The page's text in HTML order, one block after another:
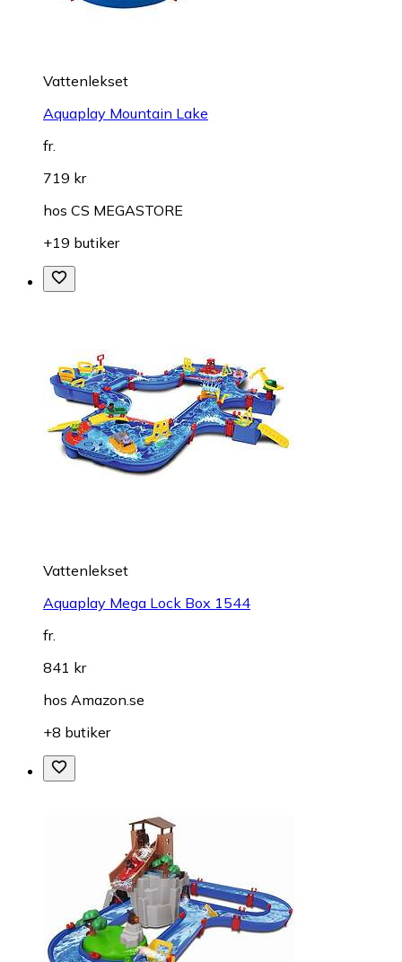
Vattenlekset
Aquaplay Mountain Lake
fr.
719 kr
hos CS MEGASTORE
+19 butiker
Vattenlekset
Aquaplay Mega Lock Box 1544
fr.
841 kr
hos Amazon.se
+8 butiker